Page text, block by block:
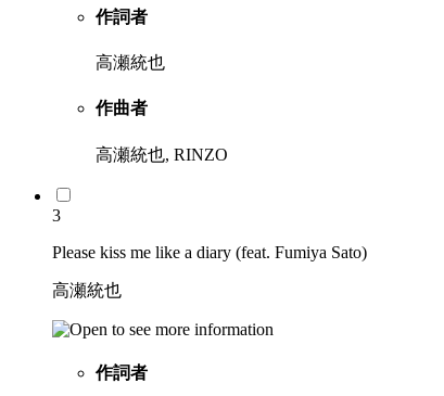
作詞者
高瀬統也
作曲者
高瀬統也, RINZO
3
Please kiss me like a diary (feat. Fumiya Sato)
高瀬統也
作詞者